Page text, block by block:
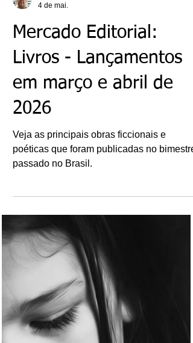
4 de mai.
Mercado Editorial:
em março e abril de
2026
Veja as principais obras ficcionais e
poéticas que foram publicadas no bimestre
passado no Brasil.